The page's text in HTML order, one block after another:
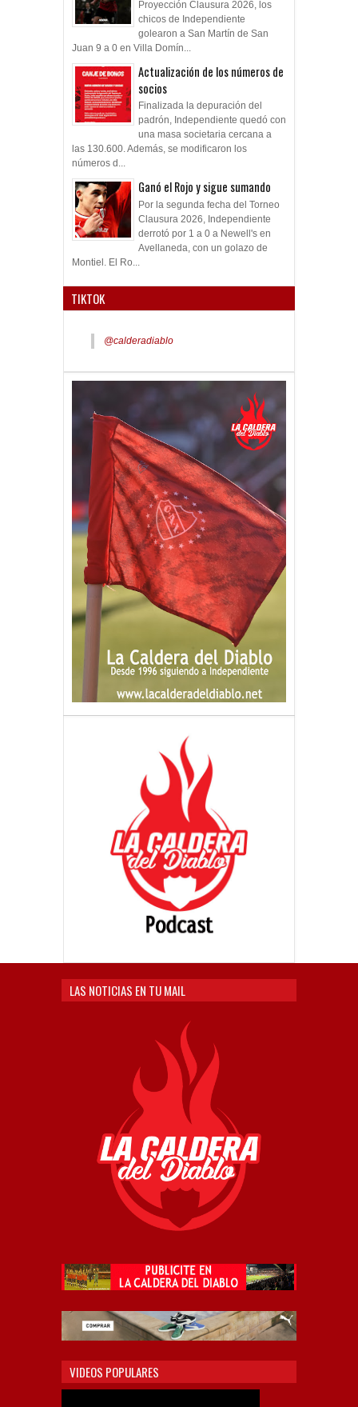
Proyección Clausura 2026, los
chicos de Independiente
golearon a San Martín de San
Juan 9 a 0 en Villa Domín...
Actualización de los números de
socios
Finalizada la depuración del
padrón, Independiente quedó con
una masa societaria cercana a
las 130.600. Además, se modificaron los
números d...
Ganó el Rojo y sigue sumando
Por la segunda fecha del Torneo
Clausura 2026, Independiente
derrotó por 1 a 0 a Newell's en
Avellaneda, con un golazo de
Montiel. El Ro...
TIKTOK
@calderadiablo
LAS NOTICIAS EN TU MAIL
VIDEOS POPULARES